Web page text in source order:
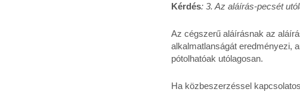
Kérdés: 3. Az aláírás-pecsét
Az cégszerű aláírásnak az
alkalmatlanságát eredményezi,
pótolhatóak utólagosan.
Ha közbeszerzéssel